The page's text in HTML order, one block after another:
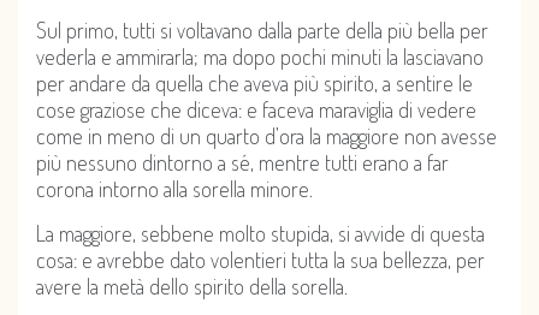
Sul primo, tutti si voltavano dalla parte della più bella per
vederla e ammirarla; ma dopo pochi minuti la lasciavano
per andare da quella che aveva più spirito, a sentire le
cose graziose che diceva: e faceva maraviglia di vedere
come in meno di un quarto d’ora la maggiore non avesse
più nessuno dintorno a sé, mentre tutti erano a far
corona intorno alla sorella minore.
La maggiore, sebbene molto stupida, si avvide di questa
cosa: e avrebbe dato volentieri tutta la sua bellezza, per
avere la metà dello spirito della sorella.